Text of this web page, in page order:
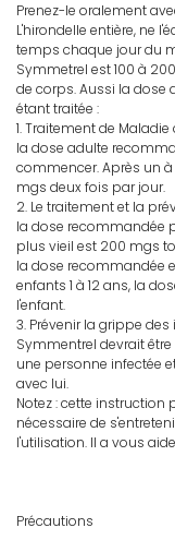
Prenez-le oralement
L'hirondelle entière, ne
temps chaque jour du
Symmetrel est 100 à
de corps. Aussi la
étant traitée :
1. Traitement de Maladie
la dose adulte
commencer. Après un
mgs deux fois par jour.
2. Le traitement et la
la dose recommandée
plus vieil est 200 mgs
la dose recommandée
enfants 1 à 12 ans, la
l'enfant.
3. Prévenir la grippe des
Symmentrel devrait
une personne infectée
avec lui.
Notez : cette instruction
nécessaire de
l'utilisation. Il a vous
Précautions